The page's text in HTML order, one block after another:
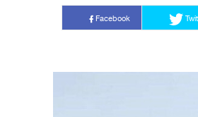
Facebook